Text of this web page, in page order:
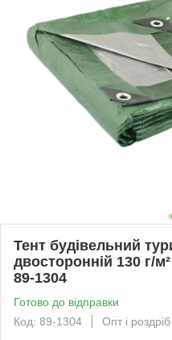
Тент будівельний
двосторонній 130 г/
89-1304
Готово до відправки
Код: 89-1304
Опт і роздріб